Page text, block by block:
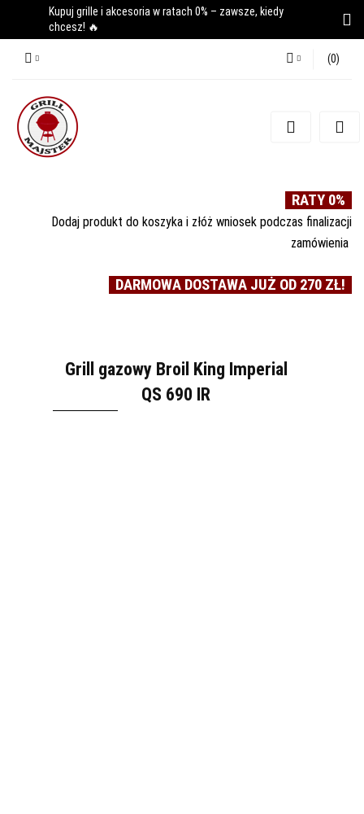
Kupuj grille i akcesoria w ratach 0% – zawsze, kiedy
chcesz! 🔥
Zarejestruj się
(0)
RATY 0%
Dodaj produkt do koszyka i złóż wniosek podczas finalizacji
zamówienia
DARMOWA DOSTAWA JUŻ OD 270 ZŁ!
Grill gazowy Broil King Imperial
QS 690 IR